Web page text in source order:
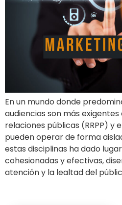
En un mundo donde
audiencias son más exigentes
relaciones públicas (RRPP) y
pueden operar de forma
estas disciplinas ha dado
cohesionadas y efectivas,
atención y la lealtad del